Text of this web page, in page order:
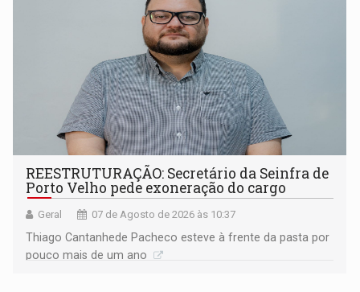
REESTRUTURAÇÃO: Secretário da Seinfra de
Porto Velho pede exoneração do cargo
Geral 07 de Agosto de 2026 às 10:37
Thiago Cantanhede Pacheco esteve à frente da pasta por
pouco mais de um ano